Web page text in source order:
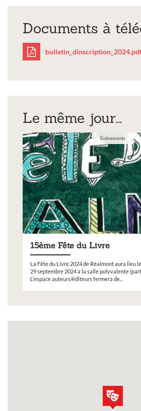
Documents à
Le même jour...
Événements
15ème Fête du Livre
La Fête du Livre 2024 de Réalmont aura lieu
29 septembre 2024 à la salle polyvalente
L'espace auteurs/éditeurs fermera de...